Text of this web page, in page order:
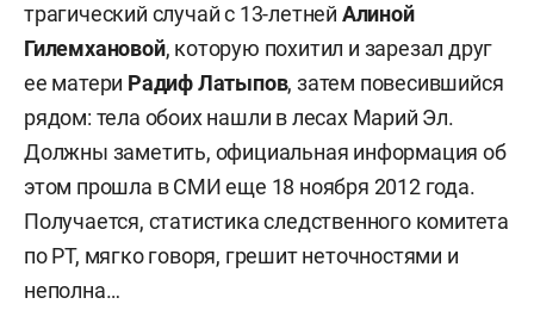
трагический случай с 13-летней Алиной
Гилемхановой, которую похитил и зарезал друг
ее матери Радиф Латыпов, затем повесившийся
рядом: тела обоих нашли в лесах Марий Эл.
Должны заметить, официальная информация об
этом прошла в СМИ еще 18 ноября 2012 года.
Получается, статистика следственного комитета
по РТ, мягко говоря, грешит неточностями и
неполна…